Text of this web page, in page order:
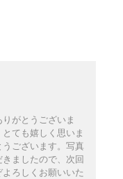
がとうございま
ても嬉しく思いま
ございます。写真
ましたので、次回
ろしくお願いいた